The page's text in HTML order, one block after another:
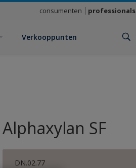
consumenten professionals
Verkooppunten
Alphaxylan SF
DN.02.77